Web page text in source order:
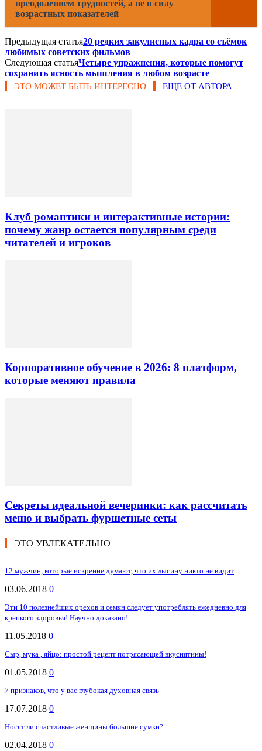
преодолением трудностей, а не в силу
возрастных показателей
Предыдущая статья20 редких закулисных кадра со съёмок
любимых советских фильмов
Следующая статьяЧетыре упражнения, которые помогут
сохранить ясность мышления в любом возрасте
ЭТО МОЖЕТ БЫТЬ ИНТЕРЕСНО ЕЩЕ ОТ АВТОРА
Клуб романтики и интерактивные истории:
почему жанр остается популярным среди
читателей и игроков
Корпоративное обучение в 2026: 8 платформ,
которые меняют правила
Секреты идеальной вечеринки: как рассчитать
меню и выбрать фуршетные сеты
ЭТО УВЛЕКАТЕЛЬНО
12 мужчин, которые искренне думают, что их лысину никто не видит
03.06.2018 0
Эти 10 полезнейших орехов и семян следует употреблять ежедневно для
крепкого здоровья! Научно доказано!
11.05.2018 0
Сыр, мука , яйцо: простой рецепт потрясающей вкуснятины!
01.05.2018 0
7 признаков, что у вас глубокая духовная связь
17.07.2018 0
Носят ли счастливые женщины большие сумки?
02.04.2018 0